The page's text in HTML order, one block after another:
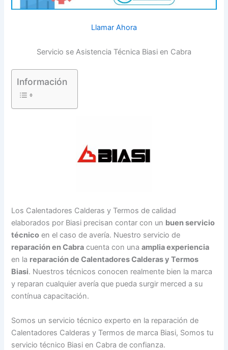
Llamar Ahora
Servicio se Asistencia Técnica Biasi en Cabra
Información
Los Calentadores Calderas y Termos de calidad
elaborados por Biasi precisan contar con un buen servicio
técnico en el caso de avería. Nuestro servicio de
reparación en Cabra cuenta con unaamplia experiencia
en la reparación de Calentadores Calderas y Termos
Biasi. Nuestros técnicos conocen realmente bien la marca
y reparan cualquier avería que pueda surgir merced a su
contínua capacitación.
Somos un servicio técnico experto en la reparación de
Calentadores Calderas y Termos de marca Biasi, Somos tu
servicio técnico Biasi en Cabra de confianza.